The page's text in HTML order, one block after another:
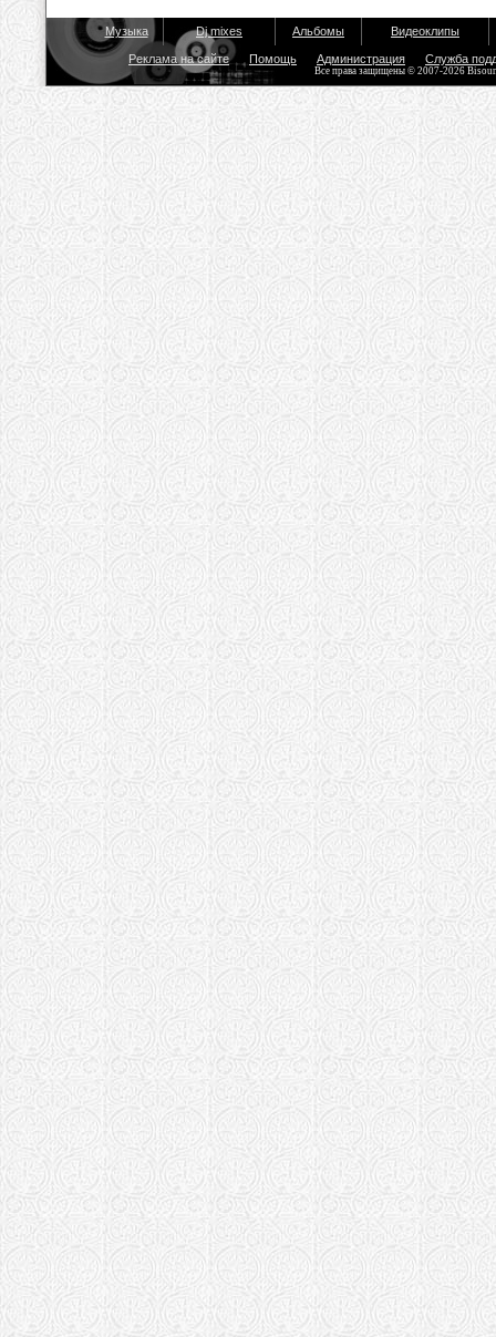
Музыка Dj mixes Альбомы Видеоклипы
Реклама на сайте Помощь Администрация Служба
Все права защищены © 2007-2026